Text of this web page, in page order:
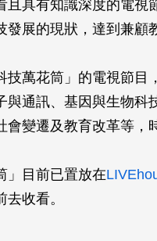
且具有知識深度的電視
發展的現狀，達到兼顧
技萬花筒」的電視節目
與通訊、基因與生物科
會變遷及教育改革等，
」目前已置放在
收看。